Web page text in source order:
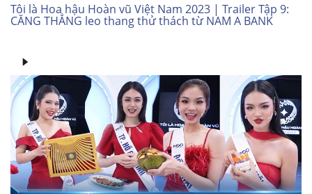
Tôi là Hoa hậu Hoàn vũ Việt Nam 2023 | Trailer Tập 9:
CĂNG THẲNG leo thang thử thách từ NAM A BANK